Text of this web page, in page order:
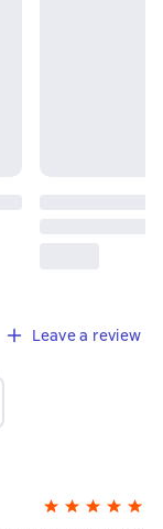
Leave a review